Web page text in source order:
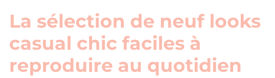
La sélection de neuf looks
casual chic faciles à
reproduire au quotidien